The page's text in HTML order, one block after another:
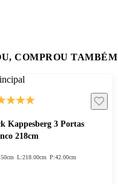
COMPROU TAMBÉM
Kappesberg 3 Portas
218cm
L:218.00cm P:42.00cm